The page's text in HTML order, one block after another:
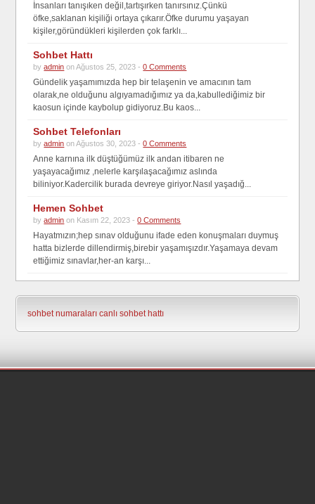
İnsanları tanışıken değil,tartışırken tanırsınız.Çünkü
öfke,saklanan kişiliği ortaya çıkarır.Öfke durumu yaşayan
kişiler,göründükleri kişilerden çok farklı...
Sohbet Hattı
byadmin on Ağustos 25, 2023 -0 Comments
Gündelik yaşamımızda hep bir telaşenin ve amacının tam
olarak,ne olduğunu algıyamadığımız ya da,kabullediğimiz bir
kaosun içinde kaybolup gidiyoruz.Bu kaos...
Sohbet Telefonları
byadmin on Ağustos 30, 2023 -0 Comments
Anne karnına ilk düştüğümüz ilk andan itibaren ne
yaşayacağımız ,nelerle karşılaşacağımız aslında
biliniyor.Kadercilik burada devreye giriyor.Nasıl yaşadığ...
Hemen Sohbet
byadmin on Kasım 22, 2023 -0 Comments
Hayatmızın;hep sınav olduğunu ifade eden konuşmaları duymuş
hatta bizlerde dillendirmiş,birebir yaşamışızdır.Yaşamaya devam
ettiğimiz sınavlar,her-an karşı...
sohbet numaraları canlı sohbet hattı